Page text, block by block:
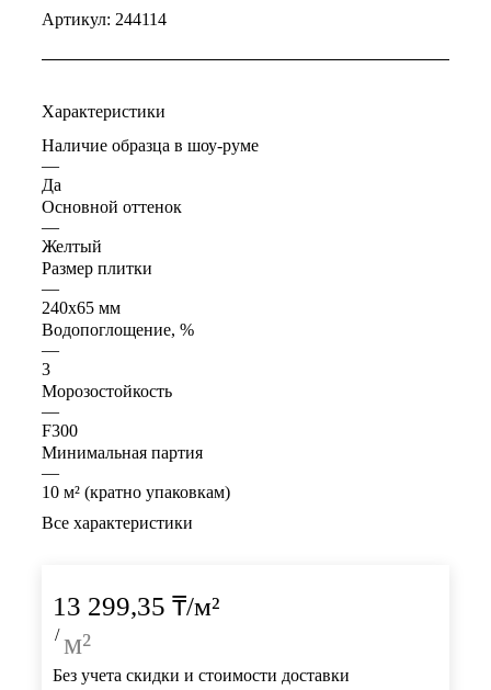
Артикул: 244114
Характеристики
Наличие образца в шоу-руме
—
Да
Основной оттенок
—
Желтый
Размер плитки
—
240x65 мм
Водопоглощение, %
—
3
Морозостойкость
—
F300
Минимальная партия
—
10 м² (кратно упаковкам)
Все характеристики
13 299,35 ₸/м²
/ м²
Без учета скидки и стоимости доставки